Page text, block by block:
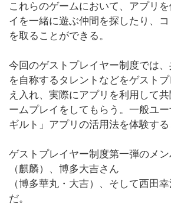
これらのゲームにおいて、アプリ
イを一緒に遊ぶ仲間を探したり、
を取ることができる。
今回のゲストプレイヤー制度では
を自称するタレントなどをゲスト
え入れ、実際にアプリを利用して
ームプレイをしてもらう。一般ユ
ギルト」アプリの活用法を体験する
ゲストプレイヤー制度第一弾のメ
（麒麟）、博多大吉さん
（博多華丸・大吉）、そして西田幸
だ。